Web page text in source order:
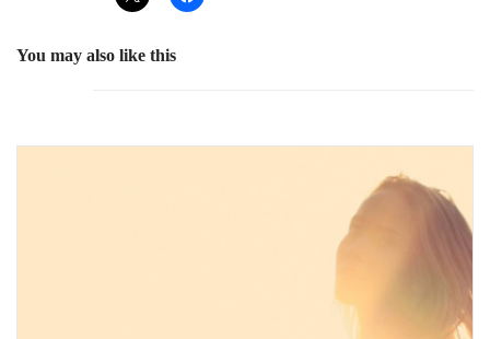
You may also like this